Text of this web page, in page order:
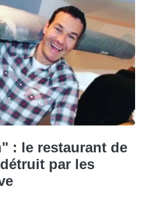
: le restaurant de
par les